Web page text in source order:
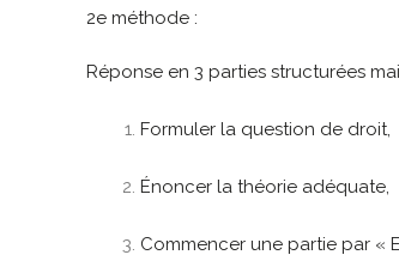
2e méthode :
Réponse en 3 parties structurées
Formuler la question de droit,
Énoncer la théorie adéquate,
Commencer une partie par «